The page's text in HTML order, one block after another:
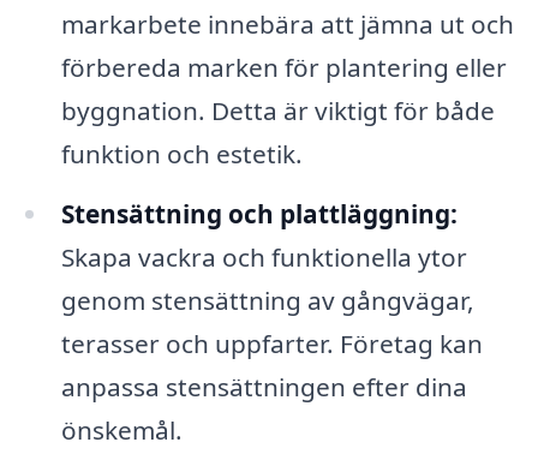
markarbete innebära att jämna ut och
förbereda marken för plantering eller
byggnation. Detta är viktigt för både
funktion och estetik.
Stensättning och plattläggning:
Skapa vackra och funktionella ytor
genom stensättning av gångvägar,
terasser och uppfarter. Företag kan
anpassa stensättningen efter dina
önskemål.